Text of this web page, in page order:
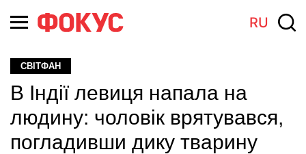
RU
СВІТФАН
В Індії левиця напала на
людину: чоловік врятувався,
погладивши дику тварину